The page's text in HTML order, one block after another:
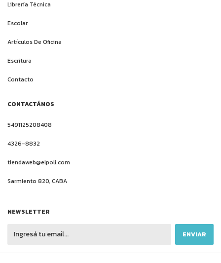
Librería Técnica
Escolar
Artículos De Oficina
Escritura
Contacto
CONTACTÁNOS
5491125208408
4326-8832
tiendaweb@elpoli.com
Sarmiento 820, CABA
NEWSLETTER